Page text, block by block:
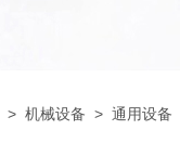
> 机械设备 > 通用设备